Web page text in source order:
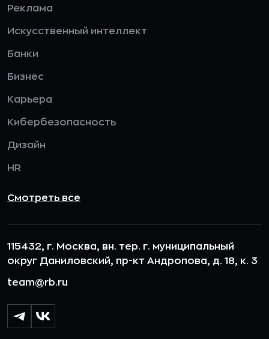
Реклама
Искусственный интеллект
Банки
Бизнес
Карьера
Кибербезопасность
Дизайн
HR
Смотреть все
115432, г. Москва, вн. тер. г. муниципальный
округ Даниловский, пр-кт Андропова, д. 18, к. 3
team@rb.ru